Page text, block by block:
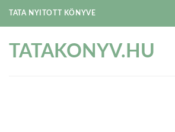
TATA NYITOTT KÖNYVE
TATAKONYV.HU